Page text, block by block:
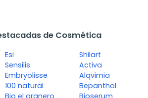
de Cosmética
Esi
Sensilis
Embryolisse
100 natural
Bio el granero
Shilart
Activa
Alqvimia
Bepanthol
Bioserum